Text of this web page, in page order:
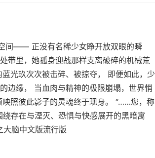
间—— 正没有名稀少女睁开放双眼的瞬
带里，她孤身迎战那样支离破碎的机械荒
光玖次次被击碎、被掠夺， 即便如此，少
边缘， 当血肉与精神的极限崩塌，世界悄
照彼此影子的灵魂终于现身。 “……您，称
存在与湮灭、恐惧与快感展开的黑暗寓
脑中文版流行版